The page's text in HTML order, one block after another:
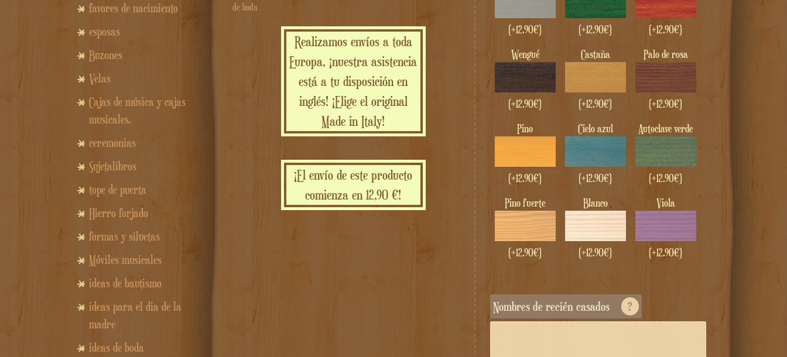
de boda
Realizamos envíos a toda
Europa, ¡nuestra asistencia
está a tu disposición en
inglés! ¡Elige el original
Made in Italy!
¡El envío de este producto
comienza en 12,90 €!
(+12.90€) (+12.90€) (+12.90€)
wengué
(+12.90€)
castaña
(+12.90€)
Palo de rosa
(+12.90€)
Pino
(+12.90€)
Cielo azul
(+12.90€)
autoclave verde
(+12.90€)
pino fuerte
(+12.90€)
Blanco
(+12.90€)
Viola
(+12.90€)
Nombres de recién casados ?
favores de nacimiento
esposas
Buzones
Velas
Cajas de música y cajas
musicales.
ceremonias
Sujetalibros
tope de puerta
Hierro forjado
formas y siluetas
Móviles musicales
ideas de bautismo
ideas para el dia de la
madre
ideas de boda